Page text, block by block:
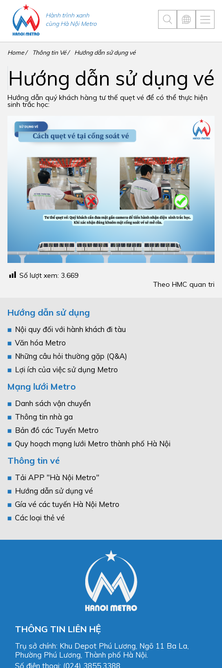
Hành trình xanh
cùng Hà Nội Metro
Home Thông tin Vé Hướng dẫn sử dụng vé
Hướng dẫn sử dụng vé
Hướng dẫn quý khách hàng tư thế quẹt vé để có thể thực hiện
sinh trắc học:
Số lượt xem: 3.669
Theo HMC quan tri
Hướng dẫn sử dụng
Nội quy đối với hành khách đi tàu
Văn hóa Metro
Những câu hỏi thường gặp (Q&A)
Lợi ích của việc sử dụng Metro
Mạng lưới Metro
Danh sách vận chuyển
Thông tin nhà ga
Bản đồ các Tuyến Metro
Quy hoạch mạng lưới Metro thành phố Hà Nội
Thông tin vé
Tải APP "Hà Nội Metro"
Hướng dẫn sử dụng vé
Gía vé các tuyến Hà Nội Metro
Các loại thẻ vé
THÔNG TIN LIÊN HỆ
Trụ sở chính: Khu Depot Phú Lương, Ngõ 11 Ba La,
Phường Phú Lương, Thành phố Hà Nội.
Số điện thoại: (024) 3855.3388